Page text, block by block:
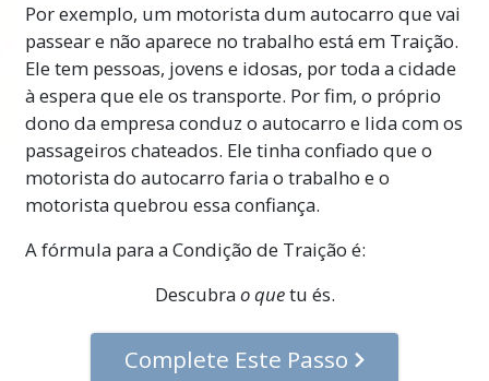
Por exemplo, um motorista dum autocarro que vai
passear e não aparece no trabalho está em Traição.
Ele tem pessoas, jovens e idosas, por toda a cidade
à espera que ele os transporte. Por fim, o próprio
dono da empresa conduz o autocarro e lida com os
passageiros chateados. Ele tinha confiado que o
motorista do autocarro faria o trabalho e o
motorista quebrou essa confiança.
A fórmula para a Condição de Traição é:
Descubrao quetu és.
Complete Este Passo